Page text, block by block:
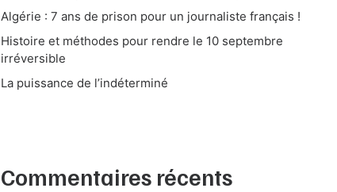
Algérie : 7 ans de prison pour un journaliste français !
Histoire et méthodes pour rendre le 10 septembre
irréversible
La puissance de l’indéterminé
Commentaires récents